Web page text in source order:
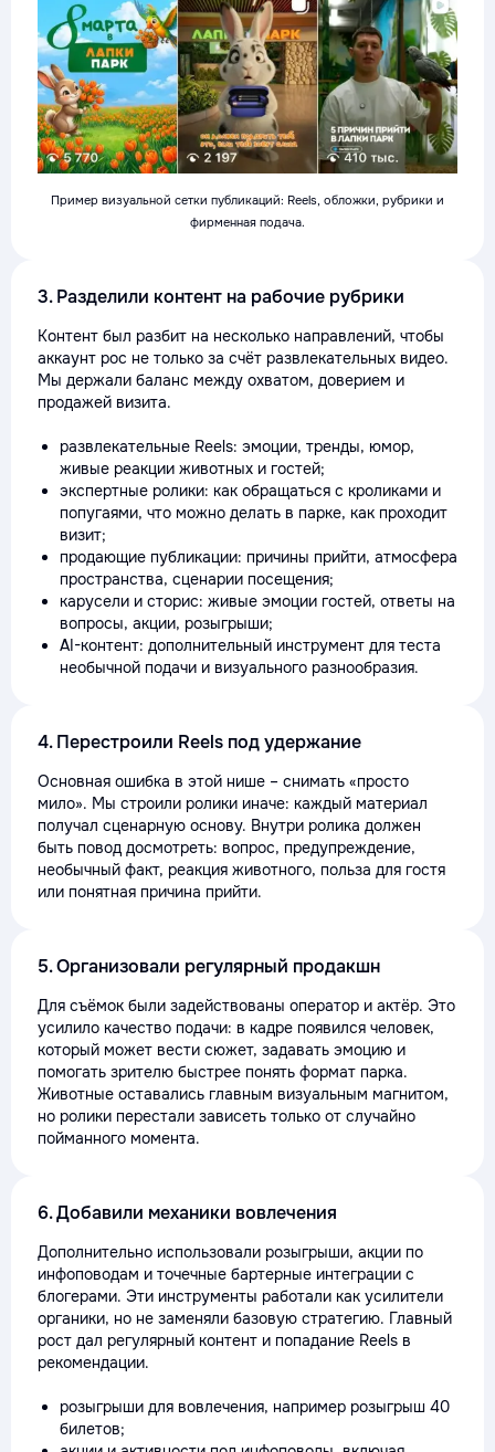
Пример визуальной сетки публикаций: Reels, обложки, рубрики и
фирменная подача.
3. Разделили контент на рабочие рубрики
Контент был разбит на несколько направлений, чтобы
аккаунт рос не только за счёт развлекательных видео.
Мы держали баланс между охватом, доверием и
продажей визита.
развлекательные Reels: эмоции, тренды, юмор,
живые реакции животных и гостей;
экспертные ролики: как обращаться с кроликами и
попугаями, что можно делать в парке, как проходит
визит;
продающие публикации: причины прийти, атмосфера
пространства, сценарии посещения;
карусели и сторис: живые эмоции гостей, ответы на
вопросы, акции, розыгрыши;
AI-контент: дополнительный инструмент для теста
необычной подачи и визуального разнообразия.
4. Перестроили Reels под удержание
Основная ошибка в этой нише – снимать «просто
мило». Мы строили ролики иначе: каждый материал
получал сценарную основу. Внутри ролика должен
быть повод досмотреть: вопрос, предупреждение,
необычный факт, реакция животного, польза для гостя
или понятная причина прийти.
5. Организовали регулярный продакшн
Для съёмок были задействованы оператор и актёр. Это
усилило качество подачи: в кадре появился человек,
который может вести сюжет, задавать эмоцию и
помогать зрителю быстрее понять формат парка.
Животные оставались главным визуальным магнитом,
но ролики перестали зависеть только от случайно
пойманного момента.
6. Добавили механики вовлечения
Дополнительно использовали розыгрыши, акции по
инфоповодам и точечные бартерные интеграции с
блогерами. Эти инструменты работали как усилители
органики, но не заменяли базовую стратегию. Главный
рост дал регулярный контент и попадание Reels в
рекомендации.
розыгрыши для вовлечения, например розыгрыш 40
билетов;